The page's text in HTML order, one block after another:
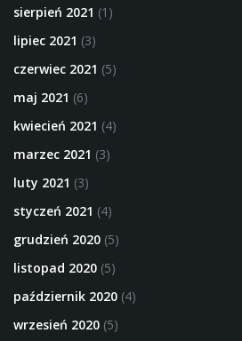
sierpień 2021 (1)
lipiec 2021 (3)
czerwiec 2021 (5)
maj 2021 (6)
kwiecień 2021 (4)
marzec 2021 (3)
luty 2021 (3)
styczeń 2021 (4)
grudzień 2020 (5)
listopad 2020 (5)
październik 2020 (4)
wrzesień 2020 (5)